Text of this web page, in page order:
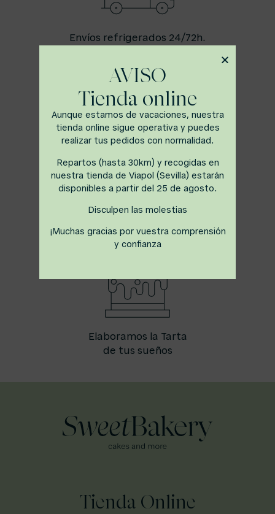
Envíos refrigerados 24/72h.
Productos elaborados
artesanalmente cada día
Elaboramos la Tarta
de tus sueños
Tienda Online
AVISO
Tienda online
Aunque estamos de vacaciones, nuestra
tienda online sigue operativa y puedes
realizar tus pedidos con normalidad.
Repartos (hasta 30km) y recogidas en
nuestra tienda de Viapol (Sevilla) estarán
disponibles a partir del 25 de agosto.
Disculpen las molestias
¡Muchas gracias por vuestra comprensión
y confianza